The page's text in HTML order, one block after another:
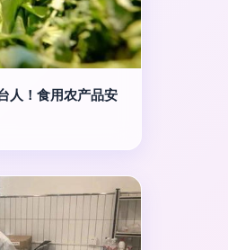
人！食用农产品安